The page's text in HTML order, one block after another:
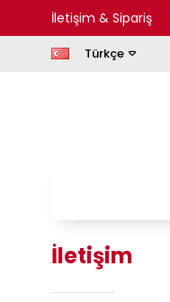
İletişim & Sipariş
Türkçe
İletişim